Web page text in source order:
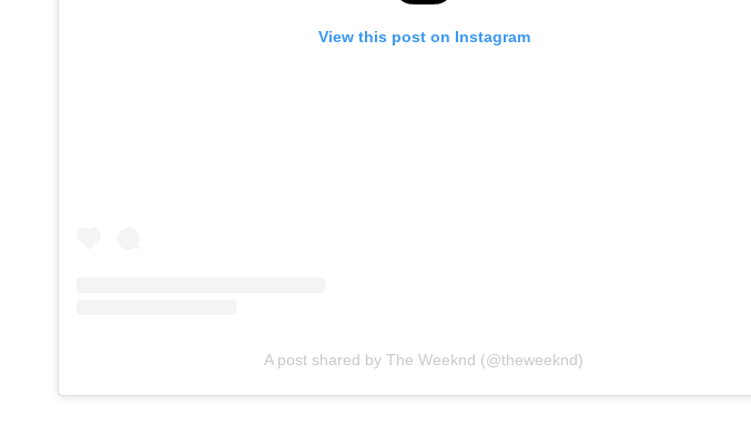
View this post on Instagram
A post shared by The Weeknd (@theweeknd)